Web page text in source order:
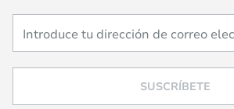
SUSCRÍBETE